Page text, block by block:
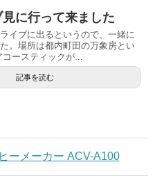
に行って来ました
イブに出るというので、一緒に
。場所は都内町田の万象房とい
ースティックが...
記事を読む
ーメーカー ACV-A100